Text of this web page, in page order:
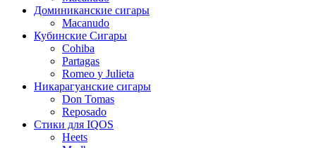
Доминиканские сигары
Macanudo
Кубинские Сигары
Cohiba
Partagas
Romeo y Julieta
Никарагуанские сигары
Don Tomas
Reposado
Стики для IQOS
Heets